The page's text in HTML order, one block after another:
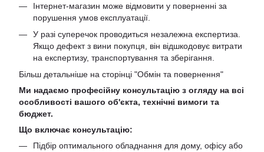
Інтернет-магазин може відмовити у поверненні за
порушення умов експлуатації.
У разі суперечок проводиться незалежна експертиза.
Якщо дефект з вини покупця, він відшкодовує витрати
на експертизу, транспортування та зберігання.
Більш детальніше на сторінці "Обмін та повернення"
Ми надаємо професійну консультацію з огляду на всі
особливості вашого об'єкта, технічні вимоги та
бюджет.
Що включає консультацію:
Підбір оптимального обладнання для дому, офісу або